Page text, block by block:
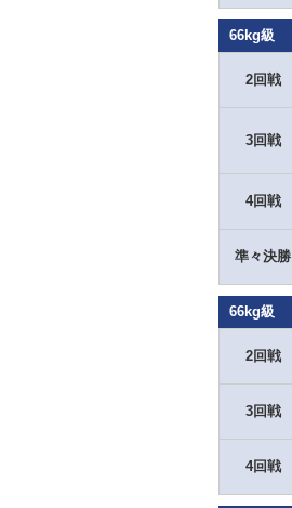
66kg級
2回戦
3回戦
4回戦
準々決勝
66kg級
2回戦
3回戦
4回戦